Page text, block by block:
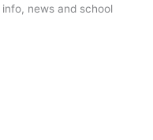
news and school